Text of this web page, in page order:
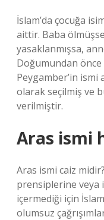
İslam’da çocuğa
aittir. Baba
yasaklanmışsa,
Doğumundan önce
Peygamber’in
olarak seçilmiş ve
verilmiştir.
Aras ismi
Aras ismi caiz
prensiplerine veya
içermediği için
olumsuz